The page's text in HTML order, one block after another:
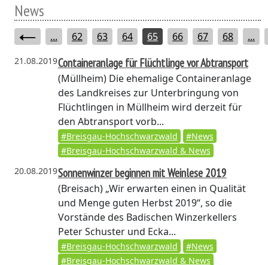
News
... 62 63 64 65 66 67 68 ...
21.08.2019Containeranlage für Flüchtlinge vor Abtransport
(Müllheim)Die ehemalige Containeranlage
des Landkreises zur Unterbringung von
Flüchtlingen in Müllheim wird derzeit für
den Abtransport vorb...
#Breisgau-Hochschwarzwald
#News
#Breisgau-Hochschwarzwald & News
20.08.2019Sonnenwinzer beginnen mit Weinlese 2019
(Breisach)„Wir erwarten einen in Qualität
und Menge guten Herbst 2019“, so die
Vorstände des Badischen Winzerkellers
Peter Schuster und Ecka...
#Breisgau-Hochschwarzwald
#News
#Breisgau-Hochschwarzwald & News